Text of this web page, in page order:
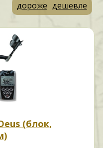
дороже дешевле
(блок,